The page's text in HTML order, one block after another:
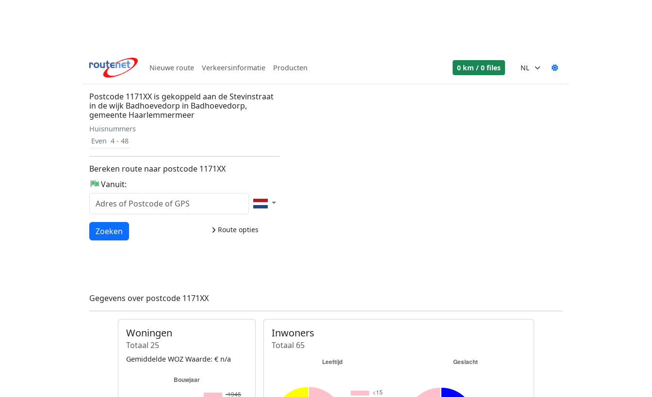
Nieuwe route Verkeersinformatie Producten 0 km / 0 files
Postcode 1171XX is gekoppeld aan de Stevinstraat
in de wijk Badhoevedorp in Badhoevedorp,
gemeente Haarlemmermeer
Huisnummers
Even 4 - 48
Bereken route naar postcode 1171XX
Vanuit:
Route opties
Laden...
Zoeken
Gegevens over postcode 1171XX
Woningen
Totaal 25
Gemiddelde WOZ Waarde: € n/a
Inwoners
Totaal 65